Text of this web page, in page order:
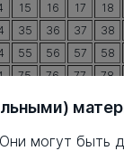
15 16 17 18
35 36 37 38
55 56 57 58
75 76 77 78
135 136 137 138
могут быть